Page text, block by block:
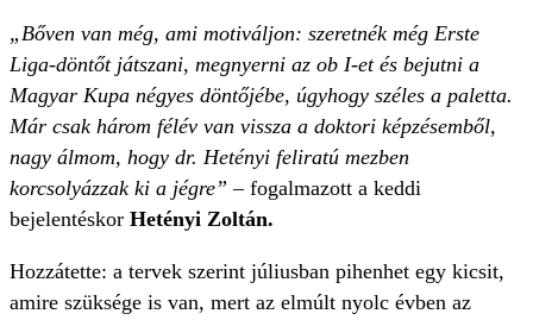
„Bőven van még, ami motiváljon: szeretnék még Erste
Liga-döntőt játszani, megnyerni az ob I-et és bejutni a
Magyar Kupa négyes döntőjébe, úgyhogy széles a paletta.
Már csak három félév van vissza a doktori képzésemből,
nagy álmom, hogy dr. Hetényi feliratú mezben
korcsolyázzak ki a jégre”– fogalmazott a keddi
bejelentéskor Hetényi Zoltán.
Hozzátette: a tervek szerint júliusban pihenhet egy kicsit,
amire szüksége is van, mert az elmúlt nyolc évben az